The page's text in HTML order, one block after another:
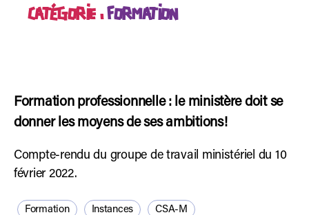
CATÉGORIE :FORMATION
Formation professionnelle : le ministère doit se
donner les moyens de ses ambitions!
Compte-rendu du groupe de travail ministériel du 10
février 2022.
Formation Instances CSA-M